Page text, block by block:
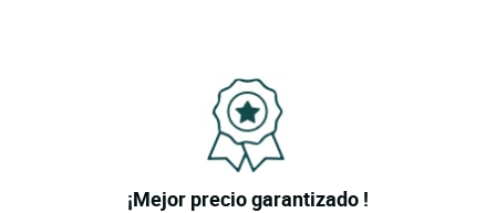
¡Mejor precio garantizado !